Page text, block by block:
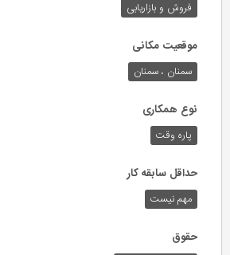
فروش و بازاریابی
موقعیت مکانی
سمنان ، سمنان
نوع همکاری
پاره وقت
حداقل سابقه کار
مهم نیست
حقوق